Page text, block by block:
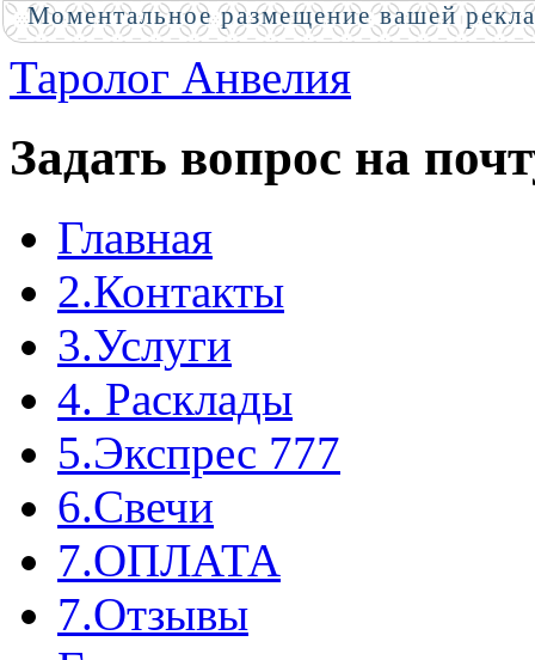
Таролог Анвелия
Задать вопрос на
Главная
2.Контакты
3.Услуги
4. Расклады
5.Экспрес 777
6.Свечи
7.ОПЛАТА
7.Отзывы
Моментальное размещение вашей